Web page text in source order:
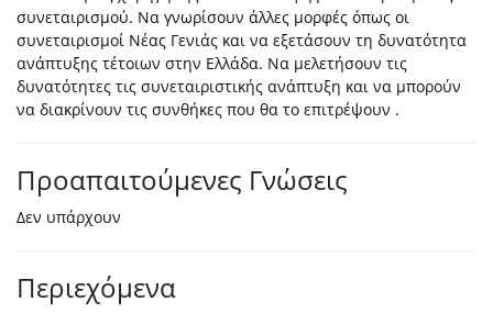
συνεταιρισμού. Να γνωρίσουν άλλες μορφές όπως οι
συνεταιρισμοί Νέας Γενιάς και να εξετάσουν τη δυνατότητα
ανάπτυξης τέτοιων στην Ελλάδα. Να μελετήσουν τις
δυνατότητες τις συνεταιριστικής ανάπτυξη και να μπορούν
να διακρίνουν τις συνθήκες που θα το επιτρέψουν .
Προαπαιτούμενες Γνώσεις
Δεν υπάρχουν
Περιεχόμενα